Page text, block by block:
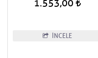
1.553,00
İNCELE